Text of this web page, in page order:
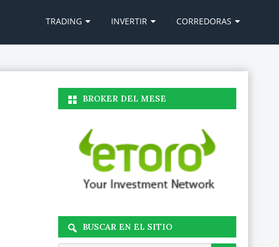
al
contenido
TRADING INVERTIR CORREDORAS
BROKER DEL MESE
BUSCAR EN EL SITIO